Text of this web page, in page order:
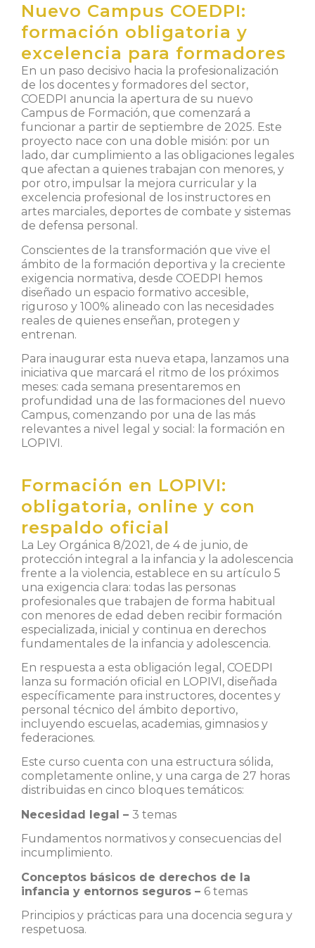
Nuevo Campus COEDPI:
formación obligatoria y
excelencia para formadores
En un paso decisivo hacia la profesionalización
de los docentes y formadores del sector,
COEDPI anuncia la apertura de su nuevo
Campus de Formación, que comenzará a
funcionar a partir de septiembre de 2025. Este
proyecto nace con una doble misión: por un
lado, dar cumplimiento a las obligaciones legales
que afectan a quienes trabajan con menores, y
por otro, impulsar la mejora curricular y la
excelencia profesional de los instructores en
artes marciales, deportes de combate y sistemas
de defensa personal.
Conscientes de la transformación que vive el
ámbito de la formación deportiva y la creciente
exigencia normativa, desde COEDPI hemos
diseñado un espacio formativo accesible,
riguroso y 100% alineado con las necesidades
reales de quienes enseñan, protegen y
entrenan.
Para inaugurar esta nueva etapa, lanzamos una
iniciativa que marcará el ritmo de los próximos
meses: cada semana presentaremos en
profundidad una de las formaciones del nuevo
Campus, comenzando por una de las más
relevantes a nivel legal y social: la formación en
LOPIVI.
Formación en LOPIVI:
obligatoria, online y con
respaldo oficial
La Ley Orgánica 8/2021, de 4 de junio, de
protección integral a la infancia y la adolescencia
frente a la violencia, establece en su artículo 5
una exigencia clara: todas las personas
profesionales que trabajen de forma habitual
con menores de edad deben recibir formación
especializada, inicial y continua en derechos
fundamentales de la infancia y adolescencia.
En respuesta a esta obligación legal, COEDPI
lanza su formación oficial en LOPIVI, diseñada
específicamente para instructores, docentes y
personal técnico del ámbito deportivo,
incluyendo escuelas, academias, gimnasios y
federaciones.
Este curso cuenta con una estructura sólida,
completamente online, y una carga de 27 horas
distribuidas en cinco bloques temáticos:
Necesidad legal – 3 temas
Fundamentos normativos y consecuencias del
incumplimiento.
Conceptos básicos de derechos de la
infancia y entornos seguros – 6 temas
Principios y prácticas para una docencia segura y
respetuosa.